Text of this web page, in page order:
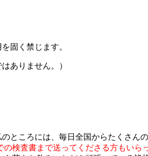
固く禁じます。
ありません。）
ところには、毎日全国からたくさん
の検査書まで送ってくださる方もいら